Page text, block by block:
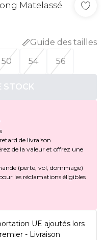
Matelassé
Guide des tailles
50 54 56
STOCK
de livraison
de la valeur et offrez une
(perte, vol, dommage)
les réclamations éligibles
UE ajoutés lors
- Livraison